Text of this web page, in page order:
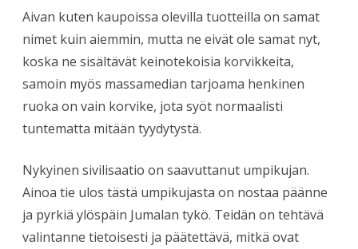
Aivan kuten kaupoissa olevilla tuotteilla on samat
nimet kuin aiemmin, mutta ne eivät ole samat nyt,
koska ne sisältävät keinotekoisia korvikkeita,
samoin myös massamedian tarjoama henkinen
ruoka on vain korvike, jota syöt normaalisti
tuntematta mitään tyydytystä.
Nykyinen sivilisaatio on saavuttanut umpikujan.
Ainoa tie ulos tästä umpikujasta on nostaa päänne
ja pyrkiä ylöspäin Jumalan tykö. Teidän on tehtävä
valintanne tietoisesti ja päätettävä, mitkä ovat